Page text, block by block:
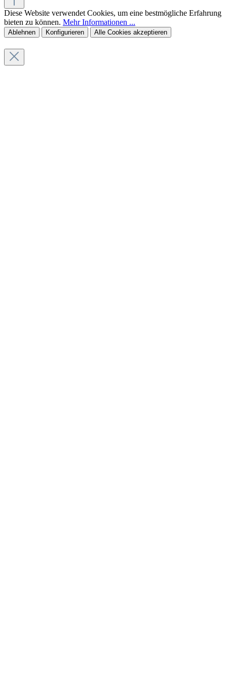
Diese Website verwendet Cookies, um eine bestmögliche Erfahrung
bieten zu können. Mehr Informationen ...
Ablehnen Konfigurieren Alle Cookies akzeptieren